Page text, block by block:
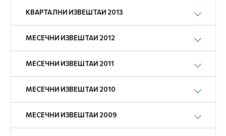
КВАРТАЛНИ ИЗВЕШТАИ 2013
МЕСЕЧНИ ИЗВЕШТАИ 2012
МЕСЕЧНИ ИЗВЕШТАИ 2011
МЕСЕЧНИ ИЗВЕШТАИ 2010
МЕСЕЧНИ ИЗВЕШТАИ 2009